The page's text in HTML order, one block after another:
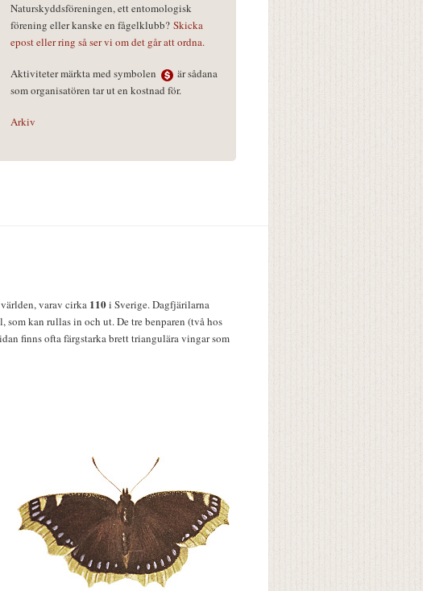
Naturskyddsföreningen, ett entomologisk
förening eller kanske en fågelklubb? Skicka
epost eller ring så ser vi om det går att ordna.
Aktiviteter märkta med symbolen
är sådana
som organisatören tar ut en kostnad för.
Arkiv
varav cirka 110i Sverige. Dagfjärilarna
som kan rullas in och ut. De tre benparen (två hos
finns ofta färgstarka brett triangulära vingar som